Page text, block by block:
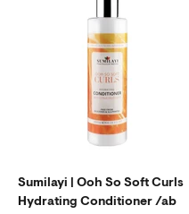
Sumilayi | Ooh So Soft Curls
Hydrating Conditioner /ab